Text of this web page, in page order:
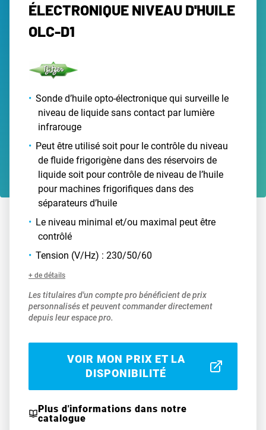
ÉLECTRONIQUE NIVEAU D'HUILE
OLC-D1
Sonde d’huile opto-électronique qui surveille le
niveau de liquide sans contact par lumière
infrarouge
Peut être utilisé soit pour le contrôle du niveau
de fluide frigorigène dans des réservoirs de
liquide soit pour contrôle de niveau de l’huile
pour machines frigorifiques dans des
séparateurs d’huile
Le niveau minimal et/ou maximal peut être
contrôlé
Tension (V/Hz) : 230/50/60
+ de détails
Les titulaires d'un compte pro bénéficient de prix
personnalisés et peuvent commander directement
depuis leur espace pro.
VOIR MON PRIX ET LA
DISPONIBILITÉ
Plus d'informations dans notre
catalogue